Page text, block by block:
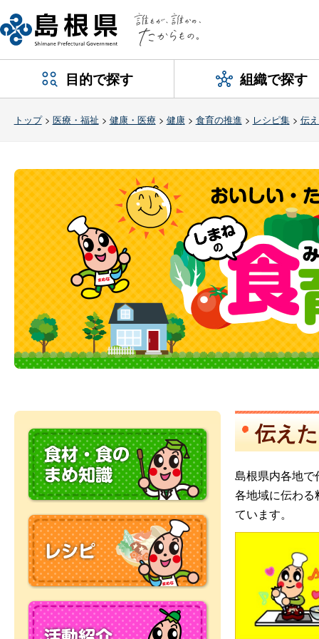
目的で探す 組織で探す
トップ> 医療・福祉 > 健康・医療 > 健康> 食育の推進 > レシピ集> 伝
伝えた
島根県内各地
各地域に伝わ
ています。